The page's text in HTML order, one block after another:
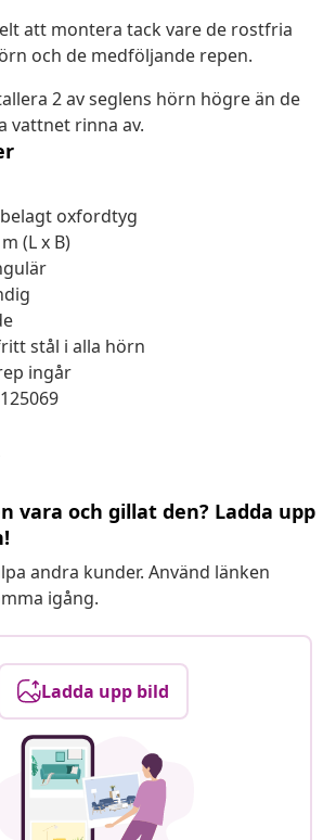
att montera tack vare de rostfria
och de medföljande repen.
2 av seglens hörn högre än de
vattnet rinna av.
oxfordtyg
(L x B)
stål i alla hörn
ingår
vara och gillat den? Ladda upp
andra kunder. Använd länken
igång.
Ladda upp bild